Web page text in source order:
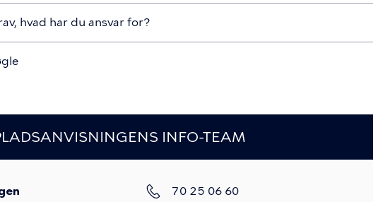
hvad har du ansvar for?
INFO-TEAM
Telefon
70 25 06 60